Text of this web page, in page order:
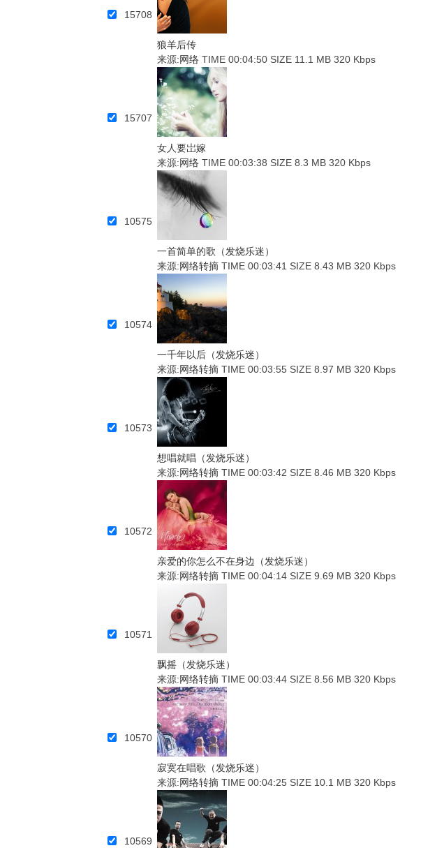
15708
狼羊后传
来源:网络 TIME 00:04:50 SIZE 11.1 MB 320 Kbps
15707
女人要岀嫁
来源:网络 TIME 00:03:38 SIZE 8.3 MB 320 Kbps
10575
一首简单的歌（发烧乐迷）
来源:网络转摘 TIME 00:03:41 SIZE 8.43 MB 320 Kbps
10574
一千年以后（发烧乐迷）
来源:网络转摘 TIME 00:03:55 SIZE 8.97 MB 320 Kbps
10573
想唱就唱（发烧乐迷）
来源:网络转摘 TIME 00:03:42 SIZE 8.46 MB 320 Kbps
10572
亲爱的你怎么不在身边（发烧乐迷）
来源:网络转摘 TIME 00:04:14 SIZE 9.69 MB 320 Kbps
10571
飘摇（发烧乐迷）
来源:网络转摘 TIME 00:03:44 SIZE 8.56 MB 320 Kbps
10570
寂寞在唱歌（发烧乐迷）
来源:网络转摘 TIME 00:04:25 SIZE 10.1 MB 320 Kbps
10569